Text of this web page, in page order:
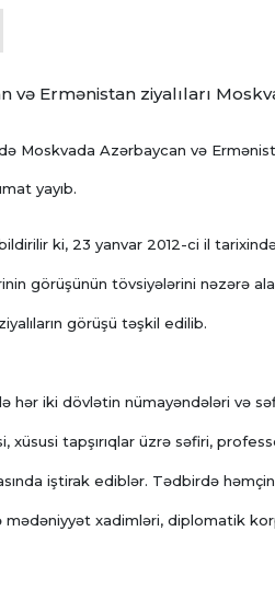
və Ermənistan ziyalıları
Moskvada Azərbaycan və
yayıb.
ki, 23 yanvar 2012-ci il
görüşünün tövsiyələrini nəzərə
görüşü təşkil edilib.
hər iki dövlətin nümayəndələri və
xüsusi tapşırıqlar üzrə səfiri,
iştirak ediblər. Tədbirdə
mədəniyyət xadimləri, diplomatik